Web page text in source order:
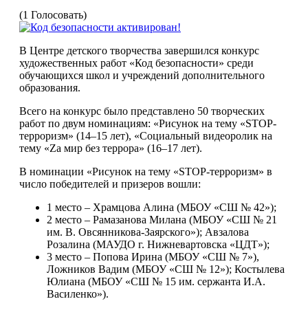
(1 Голосовать)
В Центре детского творчества завершился конкурс
художественных работ «Код безопасности» среди
обучающихся школ и учреждений дополнительного
образования.
Всего на конкурс было представлено 50 творческих
работ по двум номинациям: «Рисунок на тему «STOP-
терроризм» (14–15 лет), «Социальный видеоролик на
тему «Za мир без террора» (16–17 лет).
В номинации «Рисунок на тему «STOP-терроризм» в
число победителей и призеров вошли:
1 место – Храмцова Алина (МБОУ «СШ № 42»);
2 место – Рамазанова Милана (МБОУ «СШ № 21
им. В. Овсянникова-Заярского»); Авзалова
Розалина (МАУДО г. Нижневартовска «ЦДТ»);
3 место – Попова Ирина (МБОУ «СШ № 7»),
Ложников Вадим (МБОУ «СШ № 12»); Костылева
Юлиана (МБОУ «СШ № 15 им. сержанта И.А.
Василенко»).